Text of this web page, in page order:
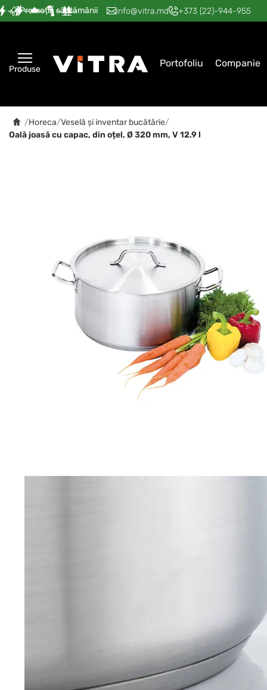
Promoția săptămânii
— — — — — info@vitra.md +373 (22)-944-955
Produse Portofoliu Companie
/Horeca/Veselă și inventar bucătărie/
Oală joasă cu capac, din oțel, Ø 320 mm, V 12.9 l